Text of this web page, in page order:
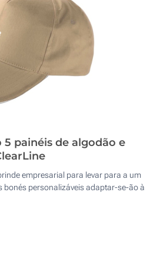
painéis de algodão e
empresarial para levar para a um
bonés personalizáveis adaptar-se-ão à